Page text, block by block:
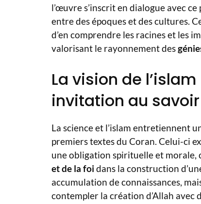
l’œuvre s’inscrit en dialogue avec
entre des époques et des cultures.
d’en comprendre les racines et les
valorisant le rayonnement des
La vision de
invitation au
La science et l’islam entretiennent
premiers textes du Coran. Celui-ci
une obligation spirituelle et morale,
et de la foi dans la construction
accumulation de connaissances,
contempler la création d’Allah avec